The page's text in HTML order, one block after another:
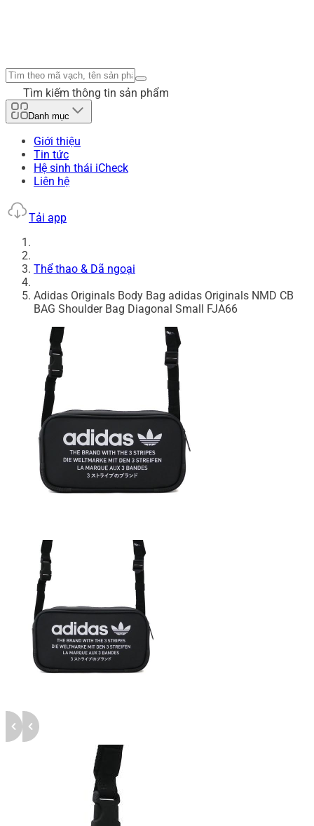
Tìm kiếm thông tin sản phẩm
Danh mục
Giới thiệu
Tin tức
Hệ sinh thái iCheck
Liên hệ
Tải app
Thể thao & Dã ngoại
Adidas Originals Body Bag adidas Originals NMD CB
BAG Shoulder Bag Diagonal Small FJA66